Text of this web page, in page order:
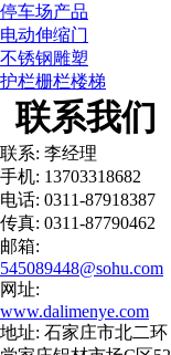
停车场产品
电动伸缩门
不锈钢雕塑
护栏栅栏楼梯
联系我们
联系: 李经理
手机: 13703318682
电话: 0311-87918387
传真: 0311-87790462
邮箱:
545089448@sohu.com
网址:
www.dalimenye.com
地址: 石家庄市北二环